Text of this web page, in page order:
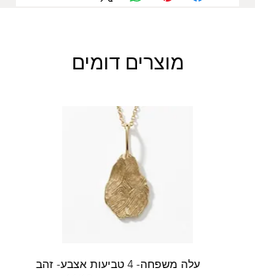
מוצרים דומים
עלה משפחה- 4 טביעות אצבע- זהב